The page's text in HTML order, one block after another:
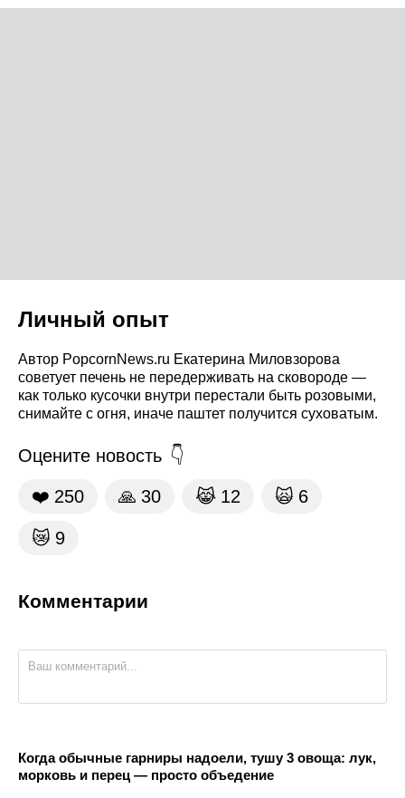
Личный опыт
Автор PopcornNews.ru Екатерина Миловзорова
советует печень не передерживать на сковороде —
как только кусочки внутри перестали быть розовыми,
снимайте с огня, иначе паштет получится суховатым.
Оцените новость
❤️ 250 🙏 30 😹 12 🙀 6
😿 9
Комментарии
Когда обычные гарниры надоели, тушу 3 овоща: лук,
морковь и перец — просто объедение